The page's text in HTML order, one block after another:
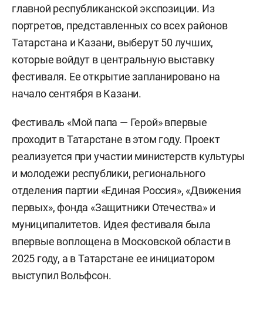
главной республиканской экспозиции. Из
портретов, представленных со всех районов
Татарстана и Казани, выберут 50 лучших,
которые войдут в центральную выставку
фестиваля. Ее открытие запланировано на
начало сентября в Казани.
Фестиваль «Мой папа — Герой» впервые
проходит в Татарстане в этом году. Проект
реализуется при участии министерств культуры
и молодежи республики, регионального
отделения партии «Единая Россия», «Движения
первых», фонда «Защитники Отечества» и
муниципалитетов. Идея фестиваля была
впервые воплощена в Московской области в
2025 году, а в Татарстане ее инициатором
выступил Вольфсон.